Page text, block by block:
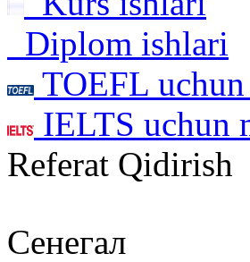
Diplom ishlari
TOEFL
IELTS uchun
Referat Qidirish
Сенегал